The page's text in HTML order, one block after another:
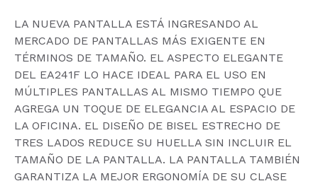
LA NUEVA PANTALLA ESTÁ INGRESANDO AL
MERCADO DE PANTALLAS MÁS EXIGENTE EN
TÉRMINOS DE TAMAÑO. EL ASPECTO ELEGANTE
DEL EA241F LO HACE IDEAL PARA EL USO EN
MÚLTIPLES PANTALLAS AL MISMO TIEMPO QUE
AGREGA UN TOQUE DE ELEGANCIA AL ESPACIO DE
LA OFICINA. EL DISEÑO DE BISEL ESTRECHO DE
TRES LADOS REDUCE SU HUELLA SIN INCLUIR EL
TAMAÑO DE LA PANTALLA. LA PANTALLA TAMBIÉN
GARANTIZA LA MEJOR ERGONOMÍA DE SU CLASE